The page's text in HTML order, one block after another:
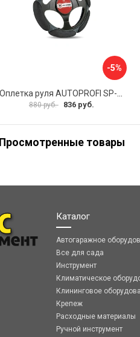
-5%
880 руб. 836 руб.
Просмотренные товары
Каталог
Автогаражное
Все для сада
Инструмент
Климатическое
Клининговое
Крепеж
Расходные материалы
Ручной инструмент